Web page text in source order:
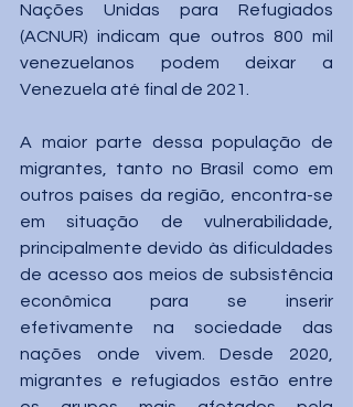
Nações Unidas para Refugiados
(ACNUR) indicam que outros 800 mil
venezuelanos podem deixar a
Venezuela até final de 2021.
A maior parte dessa população de
migrantes, tanto no Brasil como em
outros países da região, encontra-se
em situação de vulnerabilidade,
principalmente devido às dificuldades
de acesso aos meios de subsistência
econômica para se inserir
efetivamente na sociedade das
nações onde vivem. Desde 2020,
migrantes e refugiados estão entre